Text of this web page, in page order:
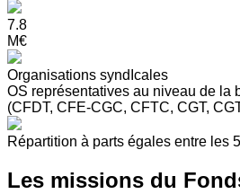
7.8
M€
Organisations syndIcales
OS représentatives au niveau de la
(CFDT, CFE-CGC, CFTC, CGT,
Répartition à parts égales entre les
Les missions du